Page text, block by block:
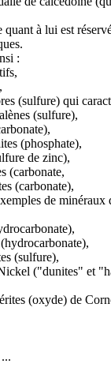
quant à lui est
:
(sulfure) qui
(sulfure),
(phosphate),
de zinc),
(carbonate,
(carbonate),
de minéraux
(sulfure),
("dunites" et
(oxyde) de